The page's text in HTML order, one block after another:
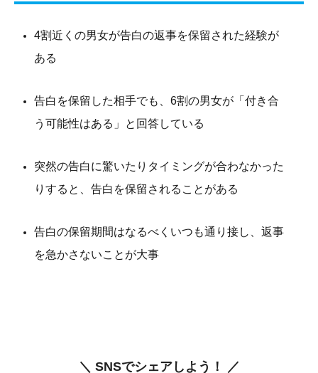
4割近くの男女が告白の返事を保留された経験が
ある
告白を保留した相手でも、6割の男女が「付き合
う可能性はある」と回答している
突然の告白に驚いたりタイミングが合わなかった
りすると、告白を保留されることがある
告白の保留期間はなるべくいつも通り接し、返事
を急かさないことが大事
＼ SNSでシェアしよう！ ／